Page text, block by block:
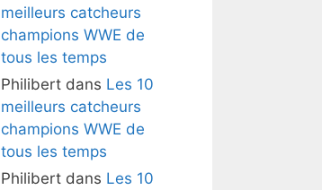
meilleurs catcheurs
champions WWE de
tous les temps
Philibert dans Les 10
meilleurs catcheurs
champions WWE de
tous les temps
Philibert dans Les 10